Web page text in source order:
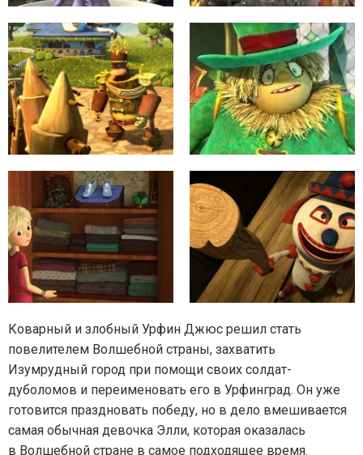
Коварный и злобный Урфин Джюс решил стать
повелителем Волшебной страны, захватить
Изумрудный город при помощи своих солдат-
дуболомов и переименовать его в Урфинград. Он уже
готовится праздновать победу, но в дело вмешивается
самая обычная девочка Элли, которая оказалась
в Волшебной стране в самое подходящее время.